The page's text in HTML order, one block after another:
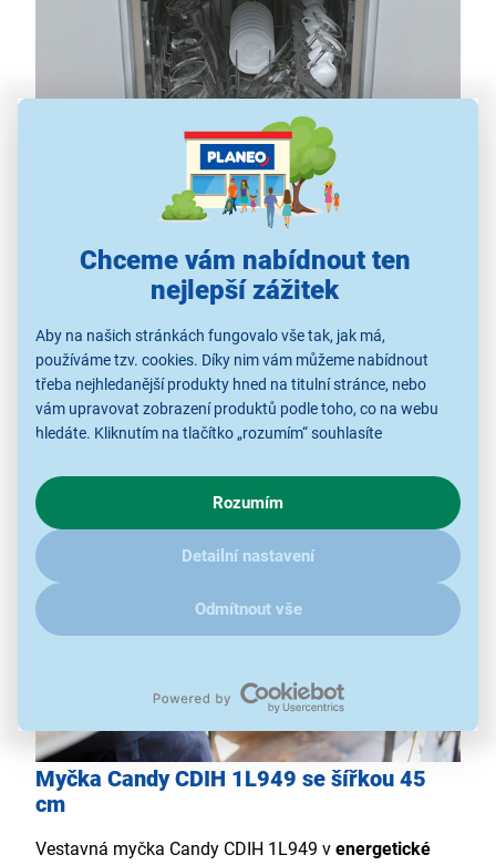
Chceme vám nabídnout ten
nejlepší zážitek
Aby na našich stránkách fungovalo vše tak, jak má,
používáme tzv. cookies. Díky nim vám můžeme nabídnout
třeba nejhledanější produkty hned na titulní stránce, nebo
vám upravovat zobrazení produktů podle toho, co na webu
hledáte. Kliknutím na tlačítko „rozumím“ souhlasíte
chování na webu pro zobrazení cílených reklam. Pokud vás
zajímají detaily, jak u nás s cookies a dalšími údaji pracujeme,
kliknětesem.
Rozumím
Detailní nastavení
Odmítnout vše
šířka 45 cm
kapacita na 9 sad nádobí
energetická třída F
5 mycích programů
technologie AquaStop
Myčka Candy CDIH 1L949 se šířkou 45
cm
Vestavná myčka Candy CDIH 1L949 v energetické